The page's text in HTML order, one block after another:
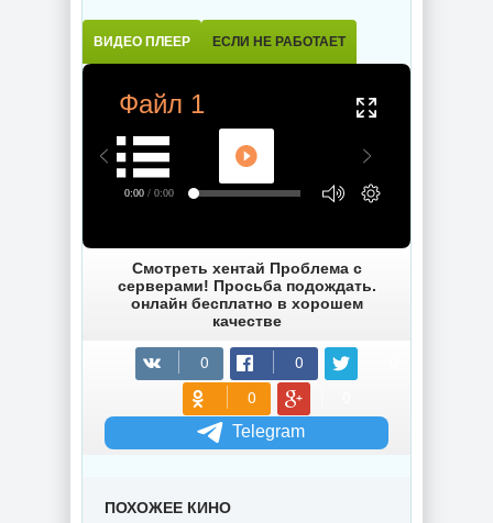
ВИДЕО ПЛЕЕР ЕСЛИ НЕ РАБОТАЕТ
Файл 1
0:00 / 0:00
Смотреть хентай Проблема с
серверами! Просьба подождать.
онлайн бесплатно в хорошем
качестве
Telegram
ПОХОЖЕЕ КИНО